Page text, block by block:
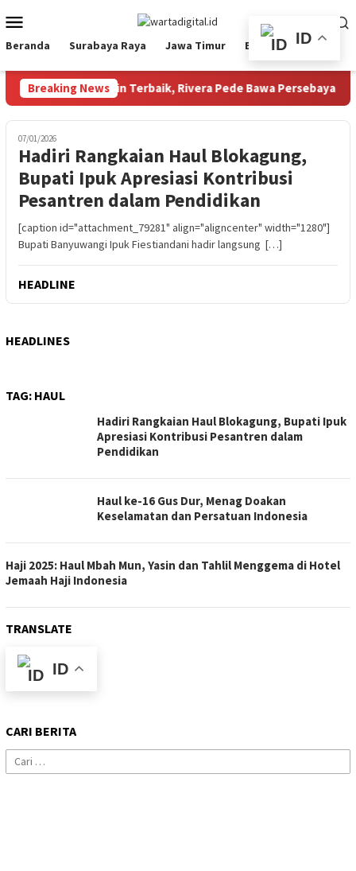
ke
kontenMobile
Beranda Surabaya Raya Jawa Timur Ekbis Nasional
Breaking News
2026: Raih Pemain Terbaik, Rivera Pede Bawa Persebaya
07/01/2026
Hadiri Rangkaian Haul Blokagung,
Bupati Ipuk Apresiasi Kontribusi
Pesantren dalam Pendidikan
[caption id="attachment_79281" align="aligncenter" width="1280"]
Bupati Banyuwangi Ipuk Fiestiandani hadir langsung […]
HEADLINE
HEADLINES
TAG: HAUL
Hadiri Rangkaian Haul Blokagung, Bupati Ipuk
Apresiasi Kontribusi Pesantren dalam
Pendidikan
Haul ke-16 Gus Dur, Menag Doakan
Keselamatan dan Persatuan Indonesia
Haji 2025: Haul Mbah Mun, Yasin dan Tahlil Menggema di Hotel
Jemaah Haji Indonesia
TRANSLATE
ID
CARI BERITA
Cari
untuk:
ID